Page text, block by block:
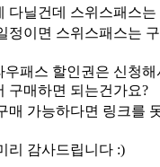
다닐건데 스위스패스
정이면 스위스패스는
우패스 할인권은 신청
구매하면 되는건가요?
매 가능하다면 링크를
리 감사드립니다 :)